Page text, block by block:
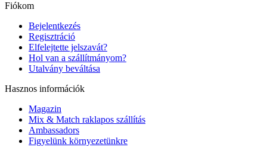
Fiókom
Bejelentkezés
Regisztráció
Elfelejtette jelszavát?
Hol van a szállítmányom?
Utalvány beváltása
Hasznos információk
Magazin
Mix & Match raklapos szállítás
Ambassadors
Figyelünk környezetünkre